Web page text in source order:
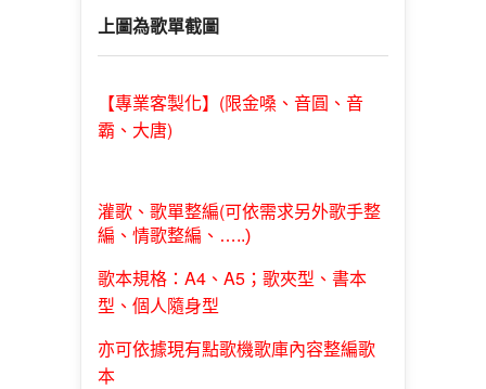
上圖為歌單截圖
【專業客製化】 (限金嗓、音圓、音
霸、大唐)
灌歌、 歌單整編(可依需求另外歌手整
編、情歌整編、…..)
歌本規格：A4、A5；歌夾型、書本
型、個人隨身型
亦可依據現有點歌機歌庫內容整編歌
本